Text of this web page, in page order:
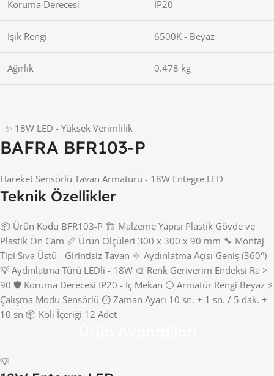
Koruma Derecesi IP20
Işık Rengi 6500K - Beyaz
Ağırlık 0.478 kg
✨ 18W LED - Yüksek Verimlilik
BAFRA BFR103-P
Hareket Sensörlü Tavan Armatürü - 18W Entegre LED
Teknik Özellikler
📦 Ürün Kodu BFR103-P 🏗️ Malzeme Yapısı Plastik Gövde ve
Plastik Ön Cam 📏 Ürün Ölçüleri 300 x 300 x 90 mm 🔧 Montaj
Tipi Sıva Üstü - Girintisiz Tavan 🔆 Aydınlatma Açısı Geniş (360°)
💡 Aydınlatma Türü LEDli - 18W 🎨 Renk Geriverim Endeksi Ra >
90 🛡️ Koruma Derecesi IP20 - İç Mekan ⚪ Armatür Rengi Beyaz ⚡
Çalışma Modu Sensörlü ⏱️ Zaman Ayarı 10 sn. ± 1 sn. / 5 dak. ±
10 sn 📦 Koli İçeriği 12 Adet
💡